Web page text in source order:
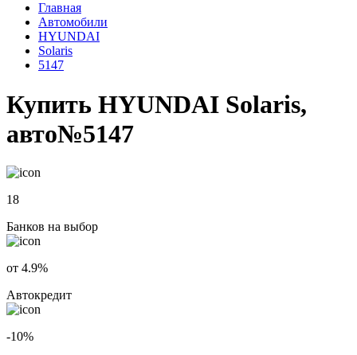
Главная
Автомобили
HYUNDAI
Solaris
5147
Купить HYUNDAI Solaris,
авто№5147
18
Банков на выбор
от 4.9%
Автокредит
-10%